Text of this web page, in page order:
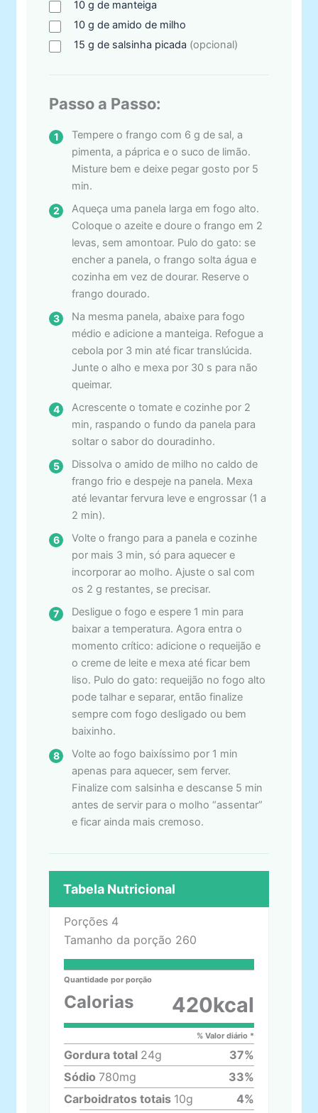
10 g de manteiga
10 g de amido de milho
15 g de salsinha picada (opcional)
Passo a Passo:
Tempere o frango com 6 g de sal, a
pimenta, a páprica e o suco de limão.
Misture bem e deixe pegar gosto por 5
min.
Aqueça uma panela larga em fogo alto.
Coloque o azeite e doure o frango em 2
levas, sem amontoar. Pulo do gato: se
encher a panela, o frango solta água e
cozinha em vez de dourar. Reserve o
frango dourado.
Na mesma panela, abaixe para fogo
médio e adicione a manteiga. Refogue a
cebola por 3 min até ficar translúcida.
Junte o alho e mexa por 30 s para não
queimar.
Acrescente o tomate e cozinhe por 2
min, raspando o fundo da panela para
soltar o sabor do douradinho.
Dissolva o amido de milho no caldo de
frango frio e despeje na panela. Mexa
até levantar fervura leve e engrossar (1 a
2 min).
Volte o frango para a panela e cozinhe
por mais 3 min, só para aquecer e
incorporar ao molho. Ajuste o sal com
os 2 g restantes, se precisar.
Desligue o fogo e espere 1 min para
baixar a temperatura. Agora entra o
momento crítico: adicione o requeijão e
o creme de leite e mexa até ficar bem
liso. Pulo do gato: requeijão no fogo alto
pode talhar e separar, então finalize
sempre com fogo desligado ou bem
baixinho.
Volte ao fogo baixíssimo por 1 min
apenas para aquecer, sem ferver.
Finalize com salsinha e descanse 5 min
antes de servir para o molho “assentar”
e ficar ainda mais cremoso.
Tabela Nutricional
Porções 4
Tamanho da porção 260
Quantidade por porção
Calorias 420kcal
% Valor diário *
Gordura total 24g 37%
Sódio 780mg 33%
Carboidratos totais 10g 4%